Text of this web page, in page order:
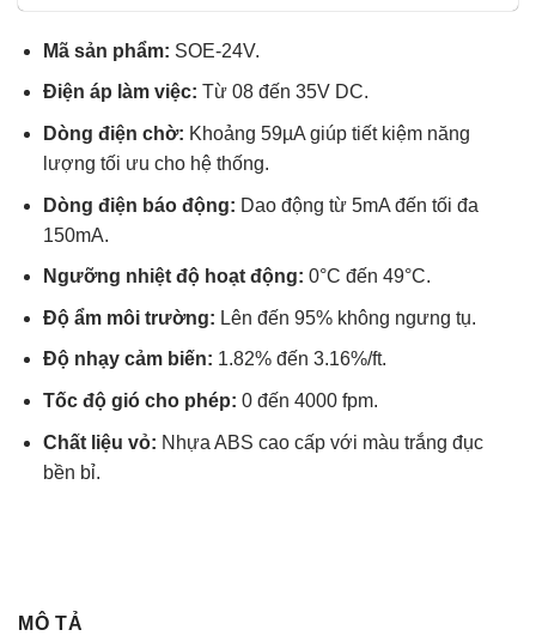
Mã sản phẩm: SOE-24V.
Điện áp làm việc: Từ 08 đến 35V DC.
Dòng điện chờ: Khoảng 59µA giúp tiết kiệm năng
lượng tối ưu cho hệ thống.
Dòng điện báo động: Dao động từ 5mA đến tối đa
150mA.
Ngưỡng nhiệt độ hoạt động: 0°C đến 49°C.
Độ ẩm môi trường: Lên đến 95% không ngưng tụ.
Độ nhạy cảm biến: 1.82% đến 3.16%/ft.
Tốc độ gió cho phép: 0 đến 4000 fpm.
Chất liệu vỏ: Nhựa ABS cao cấp với màu trắng đục
bền bỉ.
MÔ TẢ